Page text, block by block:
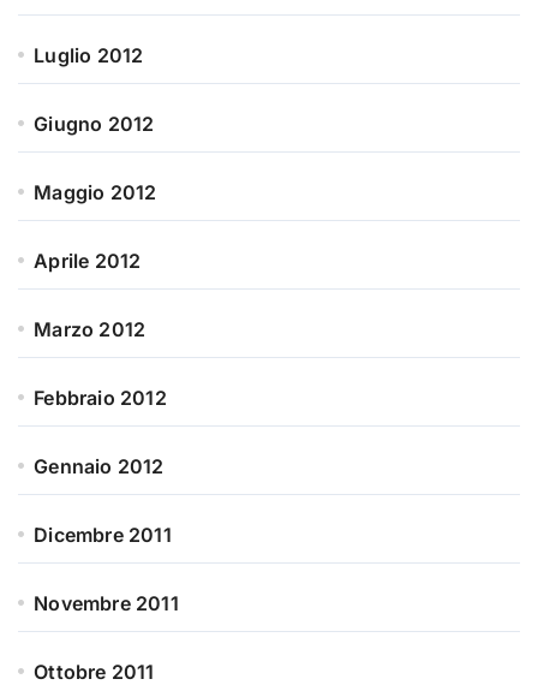
Luglio 2012
Giugno 2012
Maggio 2012
Aprile 2012
Marzo 2012
Febbraio 2012
Gennaio 2012
Dicembre 2011
Novembre 2011
Ottobre 2011